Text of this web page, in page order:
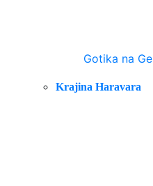
Gotika na
Krajina Haravara